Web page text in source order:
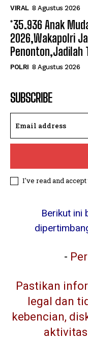
VIRAL 8 Agustus 2026
*35.936 Anak
2026,Wakapolri
Penonton,Jadilah
POLRI 8 Agustus 2026
SUBSCRIBE
I've read and accept
Berikut ini
-
Pastikan
legal dan
kebencian,
aktivitas